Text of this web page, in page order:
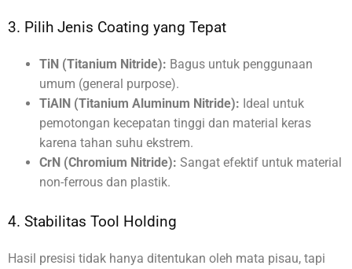
3. Pilih Jenis Coating yang Tepat
TiN (Titanium Nitride): Bagus untuk penggunaan
umum (general purpose).
TiAlN (Titanium Aluminum Nitride): Ideal untuk
pemotongan kecepatan tinggi dan material keras
karena tahan suhu ekstrem.
CrN (Chromium Nitride): Sangat efektif untuk material
non-ferrous dan plastik.
4. Stabilitas Tool Holding
Hasil presisi tidak hanya ditentukan oleh mata pisau, tapi